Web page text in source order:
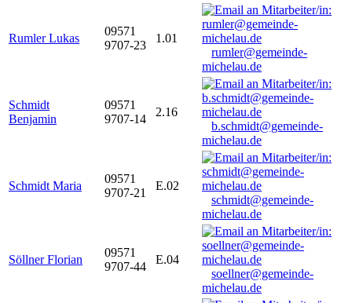
Rumler Lukas
09571
9707-23
1.01
rumler@gemeinde-
michelau.de
Schmidt
Benjamin
09571
9707-14
2.16
b.schmidt@gemeinde-
michelau.de
Schmidt Maria
09571
9707-21
E.02
schmidt@gemeinde-
michelau.de
Söllner Florian
09571
9707-44
E.04
soellner@gemeinde-
michelau.de